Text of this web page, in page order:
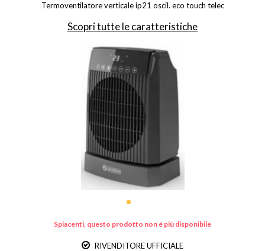
Termoventilatore verticale ip21 oscil. eco touch telec
Scopri tutte le caratteristiche
Spiacenti, questo prodotto non é più disponibile
RIVENDITORE UFFICIALE